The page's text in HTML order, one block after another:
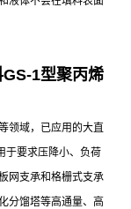
1型聚丙烯
域，已应用的大直
于要求压降小、负荷
网支承和格栅式支承
分馏塔等高通量、高